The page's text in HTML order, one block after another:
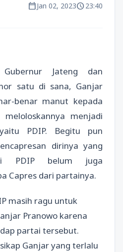
calendar_todayJan 02, 2023schedule23:40
Jateng dan
satu di sana, Ganjar
benar manut kepada
menjadi
PDIP. Begitu pun
dirinya yang
PDIP belum juga
Capres dari partainya.
masih ragu untuk
Pranowo karena
partai tersebut.
Ganjar yang terlalu